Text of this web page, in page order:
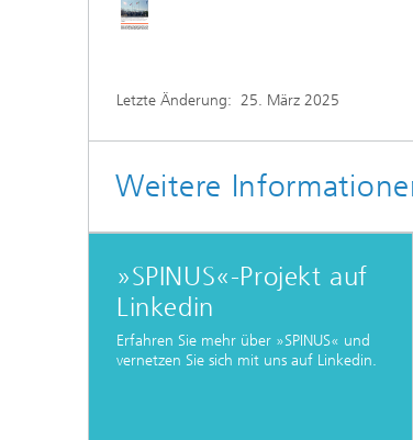
Letzte Änderung: 25. März 2025
Weitere
»SPINUS«-Projekt auf
Linkedin
Erfahren Sie mehr über »SPINUS« und
vernetzen Sie sich mit uns auf Linkedin.